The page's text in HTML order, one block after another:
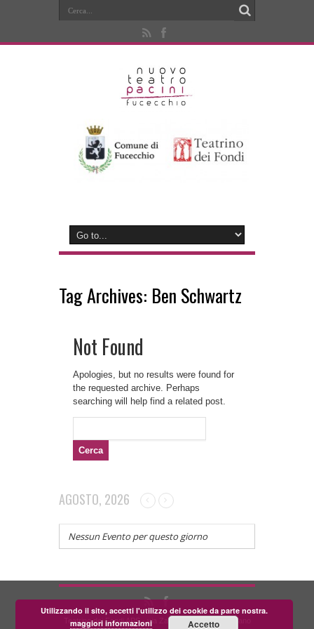
Tag Archives: Ben Schwartz
Not Found
Apologies, but no results were found for
the requested archive. Perhaps
searching will help find a related post.
AGOSTO, 2026
Nessun Evento per questo giorno
Teatrino dei Fondi APS - via Zara, 58 56024 Corazzano
Utilizzando il sito, accetti l'utilizzo dei cookie da parte nostra.
maggiori informazioni
Accetto